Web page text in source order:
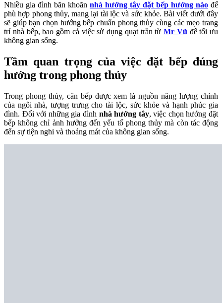
Nhiều gia đình băn khoăn nhà hướng tây đặt bếp hướng nào để
phù hợp phong thủy, mang lại tài lộc và sức khỏe. Bài viết dưới đây
sẽ giúp bạn chọn hướng bếp chuẩn phong thủy cùng các mẹo trang
trí nhà bếp, bao gồm cả việc sử dụng quạt trần từ Mr Vũ để tối ưu
không gian sống.
Tầm quan trọng của việc đặt bếp đúng
hướng trong phong thủy
Trong phong thủy, căn bếp được xem là nguồn năng lượng chính
của ngôi nhà, tượng trưng cho tài lộc, sức khỏe và hạnh phúc gia
đình. Đối với những gia đình nhà hướng tây, việc chọn hướng đặt
bếp không chỉ ảnh hưởng đến yếu tố phong thủy mà còn tác động
đến sự tiện nghi và thoáng mát của không gian sống.